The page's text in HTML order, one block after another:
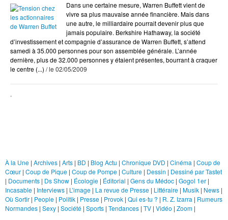
BD
Blog Actu
Chroniques DVD
Cinéma
Coup de Coeur
Coup de Pique
Documents
Ds Show
Écologie
Dans une certaine mesure, Warren Buffett vient de
vivre sa plus mauvaise année financière. Mais dans
une autre, le milliardaire pourrait devenir plus que
jamais populaire. Berkshire Hathaway, la société
d’investissement et compagnie d’assurance de Warren Buffett, s’attend
samedi à 35.000 personnes pour son assemblée générale. L’année
dernière, plus de 32.000 personnes y étaient présentes, bourrant à craquer
le centre (...) / le 02/05/2009
.
À la Une | Archives | Arts | BD | Blog Actu | Chronique DVD | Cinéma | Coup de
Cœur | Coup de Pique | Coup de Pompe | Culture | Dessin | Dessiné par Tastet
| Documents | Ds Show | Écologie | Éditorial | Gens du Médoc | Gogol 1er |
Incasable | Interviews | L’image | La revue de Presse | Littéraire | Musik | News |
Où Sortir | People | Politik | Presse | Provok | Qui es-tu ? | R. Z. Izarra | Rumeurs
Normandes | Sexy | Société | Sports | Tendances | TV | Vidéo | Zoom |